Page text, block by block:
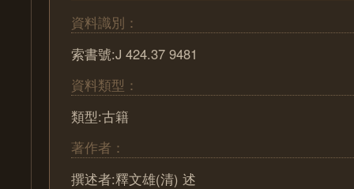
資料識別：
索書號:J 424.37 9481
資料類型：
類型:古籍
著作者：
撰述者:釋文雄(清) 述